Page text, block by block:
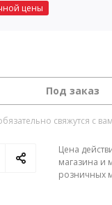
цены
Под заказ
свяжутся с
Цена
магазина и
розничных